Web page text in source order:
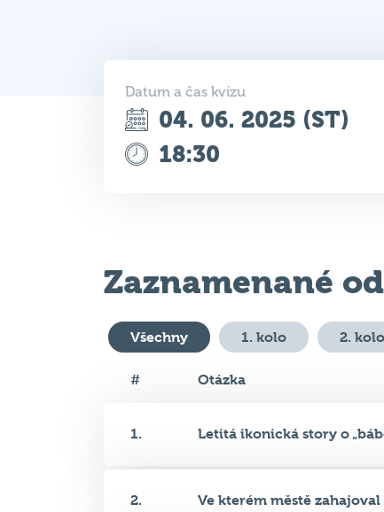
Datum a čas kvízu
04. 06. 2025 (ST)
18:30
Zaznamenané
Všechny 1. kolo 2. kolo
# Otázka
1. Letitá ikonická story o
2. Ve kterém městě zahajoval